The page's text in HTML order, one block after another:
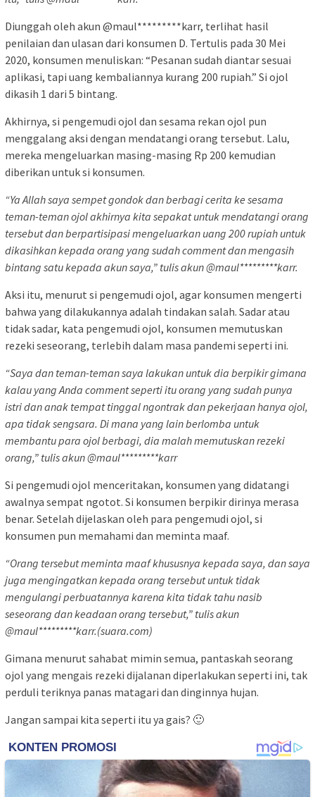
Diunggah oleh akun @maul*********karr, terlihat hasil
penilaian dan ulasan dari konsumen D. Tertulis pada 30 Mei
2020, konsumen menuliskan: “Pesanan sudah diantar sesuai
aplikasi, tapi uang kembaliannya kurang 200 rupiah.” Si ojol
dikasih 1 dari 5 bintang.
Akhirnya, si pengemudi ojol dan sesama rekan ojol pun
menggalang aksi dengan mendatangi orang tersebut. Lalu,
mereka mengeluarkan masing-masing Rp 200 kemudian
diberikan untuk si konsumen.
“Ya Allah saya sempet gondok dan berbagi cerita ke sesama
teman-teman ojol akhirnya kita sepakat untuk mendatangi orang
tersebut dan berpartisipasi mengeluarkan uang 200 rupiah untuk
dikasihkan kepada orang yang sudah comment dan mengasih
bintang satu kepada akun saya,” tulis akun @maul*********karr.
Aksi itu, menurut si pengemudi ojol, agar konsumen mengerti
bahwa yang dilakukannya adalah tindakan salah. Sadar atau
tidak sadar, kata pengemudi ojol, konsumen memutuskan
rezeki seseorang, terlebih dalam masa pandemi seperti ini.
“Saya dan teman-teman saya lakukan untuk dia berpikir gimana
kalau yang Anda comment seperti itu orang yang sudah punya
istri dan anak tempat tinggal ngontrak dan pekerjaan hanya ojol,
apa tidak sengsara. Di mana yang lain berlomba untuk
membantu para ojol berbagi, dia malah memutuskan rezeki
orang,” tulis akun @maul*********karr
Si pengemudi ojol menceritakan, konsumen yang didatangi
awalnya sempat ngotot. Si konsumen berpikir dirinya merasa
benar. Setelah dijelaskan oleh para pengemudi ojol, si
konsumen pun memahami dan meminta maaf.
“Orang tersebut meminta maaf khususnya kepada saya, dan saya
juga mengingatkan kepada orang tersebut untuk tidak
mengulangi perbuatannya karena kita tidak tahu nasib
seseorang dan keadaan orang tersebut,” tulis akun
@maul*********karr.(suara.com)
Gimana menurut sahabat mimin semua, pantaskah seorang
ojol yang mengais rezeki dijalanan diperlakukan seperti ini, tak
perduli teriknya panas matagari dan dinginnya hujan.
Jangan sampai kita seperti itu ya gais? 🙂